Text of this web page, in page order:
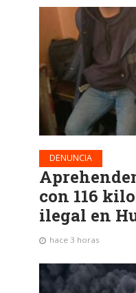
DENUNCIA
con 116
ilegal en
hace 3 horas